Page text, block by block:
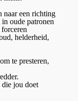
naar een richting
oude patronen
helderheid,
te presteren,
die jou doet